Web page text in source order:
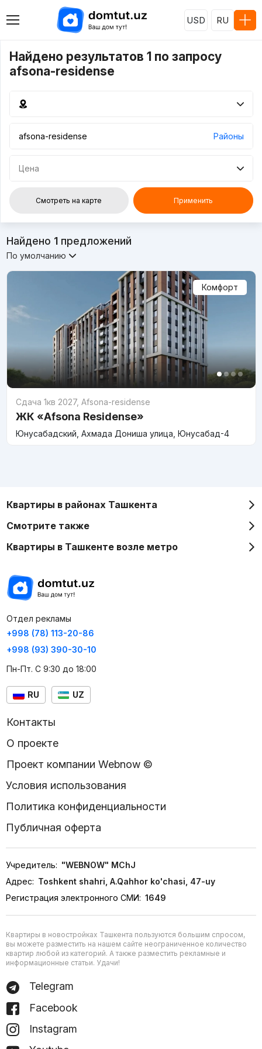
USD RU
Найдено результатов 1 по запросу
afsona-residense
Районы
Цена
Смотреть на карте Применить
Найдено 1предложений
По умолчанию
Комфорт
Сдача 1кв 2027, Afsona-residense
ЖК «Afsona Residense»
Юнусабадский, Ахмада Дониша улица, Юнусабад-4
Квартиры в районах Ташкента
Смотрите также
Квартиры в Ташкенте возле метро
Отдел рекламы
+998 (78) 113-20-86
+998 (93) 390-30-10
Пн-Пт. С 9:30 до 18:00
RU UZ
Контакты
О проекте
Проект компании Webnow ©
Условия использования
Политика конфиденциальности
Публичная оферта
Учредитель: "WEBNOW" MChJ
Адрес: Toshkent shahri, A.Qahhor ko'chasi, 47-uy
Регистрация электронного СМИ: 1649
Квартиры в новостройках Ташкента пользуются большим спросом,
вы можете разместить на нашем сайте неограниченное количество
квартир любой из категорий. А также разместить рекламные и
информационные статьи. Удачи!
Telegram
Facebook
Instagram